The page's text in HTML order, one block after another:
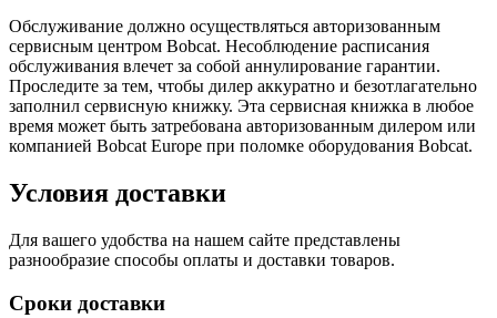
Обслуживание должно осуществляться авторизованным
сервисным центром Bobcat. Несоблюдение расписания
обслуживания влечет за собой аннулирование гарантии.
Проследите за тем, чтобы дилер аккуратно и безотлагательно
заполнил сервисную книжку. Эта сервисная книжка в любое
время может быть затребована авторизованным дилером или
компанией Bobcat Europe при поломке оборудования Bobcat.
Условия доставки
Для вашего удобства на нашем сайте представлены
разнообразие способы оплаты и доставки товаров.
Сроки доставки